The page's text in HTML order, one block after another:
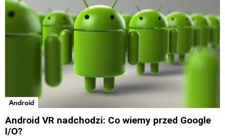
Android
Android VR nadchodzi: Co wiemy przed Google
I/O?